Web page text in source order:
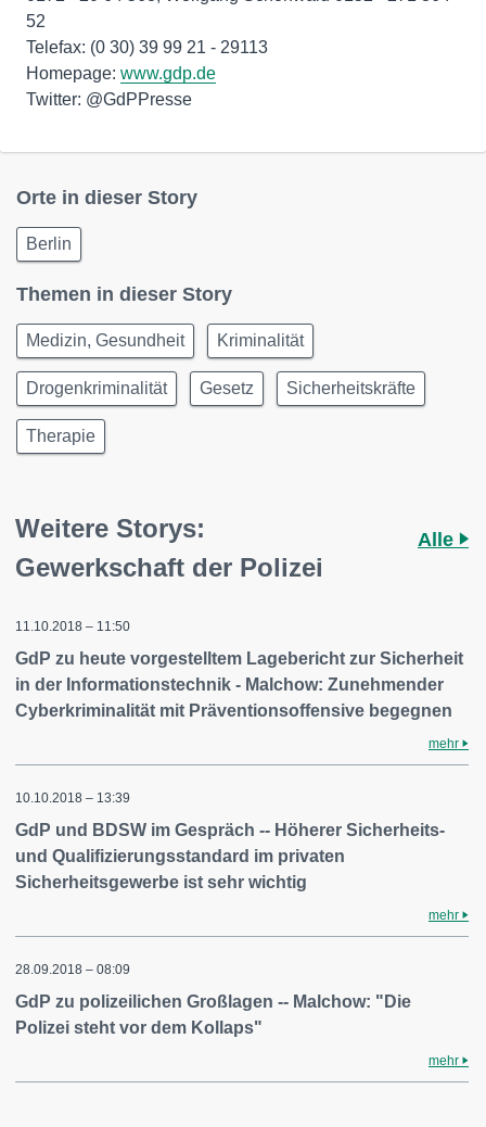
52
Telefax: (0 30) 39 99 21 - 29113
Homepage: www.gdp.de
Twitter: @GdPPresse
Orte in dieser Story
Berlin
Themen in dieser Story
Medizin, Gesundheit Kriminalität
Drogenkriminalität Gesetz Sicherheitskräfte
Therapie
Weitere Storys:
Gewerkschaft der Polizei
Alle
11.10.2018 – 11:50
GdP zu heute vorgestelltem Lagebericht zur Sicherheit
in der Informationstechnik - Malchow: Zunehmender
Cyberkriminalität mit Präventionsoffensive begegnen
mehr
10.10.2018 – 13:39
GdP und BDSW im Gespräch -- Höherer Sicherheits-
und Qualifizierungsstandard im privaten
Sicherheitsgewerbe ist sehr wichtig
mehr
28.09.2018 – 08:09
GdP zu polizeilichen Großlagen -- Malchow: "Die
Polizei steht vor dem Kollaps"
mehr